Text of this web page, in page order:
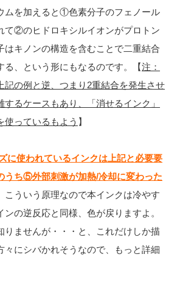
ムを加えると①色素分子のフェノール
て②のヒドロキシルイオンがプロトン
キノンの構造を含むことで二重結合
る、という形にもなるのです。【注：
記の例と逆、つまり2重結合を発生させ
するケースもあり、「消せるインク」
使っているもよう 】
に使われているインクは上記と必要要
うち⑤外部刺激が加熱/冷却に変わった
こういう原理なので本インクは冷やす
ンの逆反応と同様、色が戻りますよ。
りませんが・・・と、これだけしか描
々にシバかれそうなので、もっと詳細